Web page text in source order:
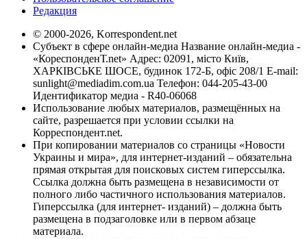
Редакция
© 2000-2026, Korrespondent.net
Субъект в сфере онлайн-медиа Название онлайн-медиа -
«КореспонденТ.net» Адрес: 02091, місто Київ,
ХАРКІВСЬКЕ ШОСЕ, будинок 172-Б, офіс 208/1 E-mail:
sunlight@mediadim.com.ua Телефон: 044-205-43-00
Идентификатор медиа - R40-06068
Использование любых материалов, размещённых на
сайте, разрешается при условии ссылки на
Корреспондент.net.
При копировании материалов со страницы «Новости
Украины и мира», для интернет-изданий – обязательна
прямая открытая для поисковых систем гиперссылка.
Ссылка должна быть размещена в независимости от
полного либо частичного использования материалов.
Гиперссылка (для интернет- изданий) – должна быть
размещена в подзаголовке или в первом абзаце
материала.